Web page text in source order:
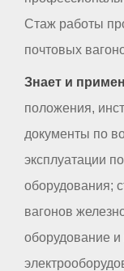
Стаж работы
почтовых
Знает и
положения,
документы по
эксплуатации
оборудования;
вагонов
оборудование